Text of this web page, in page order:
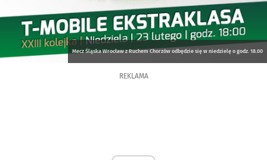
Mecz Śląska Wrocław z Ruchem Chorzów odbędzie się w niedzielę o godz. 18.00
REKLAMA